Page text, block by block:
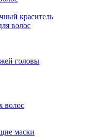
краситель
волос
головы
волос
маски